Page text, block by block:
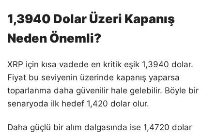
1,3940 Dolar Üzeri Kapanış
Neden Önemli?
XRP için kısa vadede en kritik eşik 1,3940 dolar.
Fiyat bu seviyenin üzerinde kapanış yaparsa
toparlanma daha güvenilir hale gelebilir. Böyle bir
senaryoda ilk hedef 1,420 dolar olur.
Daha güçlü bir alım dalgasında ise 1,4720 dolar